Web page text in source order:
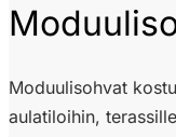
Moduulisohvat
aulatiloihin,